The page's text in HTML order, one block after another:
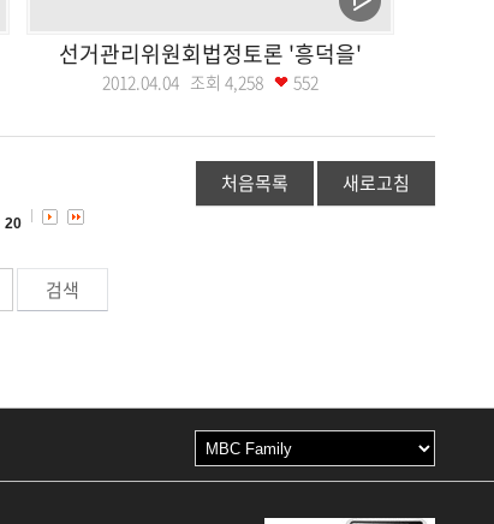
선거관리위원회법정토론 '흥덕을'
2012.04.04 조회 4,258 552
처음목록 새로고침
20